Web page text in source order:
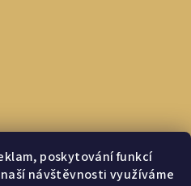
poskytování funkcí
návštěvnosti využíváme